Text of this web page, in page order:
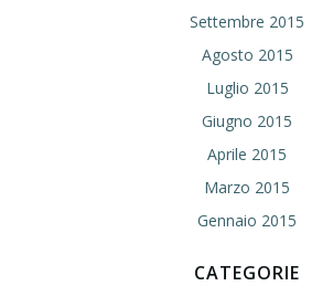
Settembre 2015
Agosto 2015
Luglio 2015
Giugno 2015
Aprile 2015
Marzo 2015
Gennaio 2015
CATEGORIE